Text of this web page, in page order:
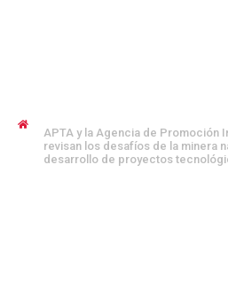
APTA y la Agencia de Promoción
revisan los desafíos de la minera
desarrollo de proyectos